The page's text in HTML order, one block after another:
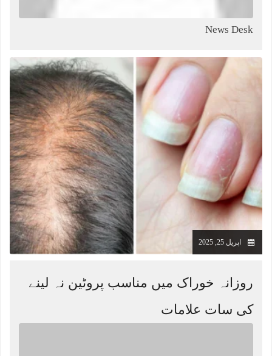
News Desk
اپریل 25, 2025
روزانہ خوراک میں مناسب پروٹین نہ لینے
کی سات علامات